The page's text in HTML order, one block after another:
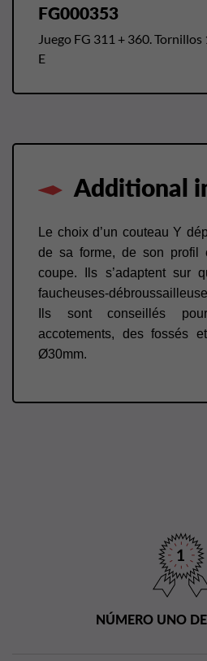
FG000353
Juego FG 311 + 360. Tornillos
E
Additional
Le choix d’un couteau Y
de sa forme, de son profil
coupe. Ils s’adaptent sur
faucheuses-
Ils sont conseillés
accotements, des fossés
Ø30mm.
NÚMERO UNO